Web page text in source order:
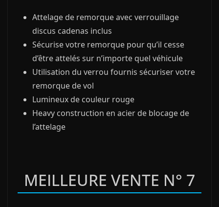
Attelage de remorque avec verrouillage
discus cadenas inclus
Sécurise votre remorque pour qu’il cesse
d’être attelés sur n’importe quel véhicule
Utilisation du verrou fournis sécuriser votre
remorque de vol
Lumineux de couleur rouge
Heavy construction en acier de blocage de
l’attelage
MEILLEURE VENTE N° 7